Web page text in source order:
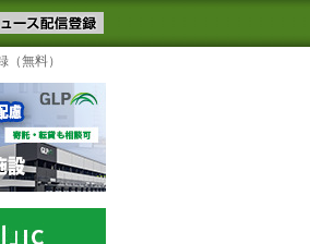
物流ニュースメール配信を登録す
テーマ
（無料）